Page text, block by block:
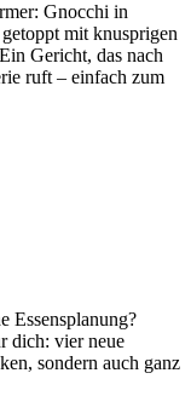
Gnocchi in
mit knusprigen
Gericht, das nach
ruft – einfach zum
Essensplanung?
dich: vier neue
sondern auch ganz